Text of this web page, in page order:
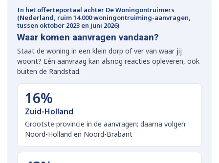
In het offerteportaal achter De Woningontruimers
(Nederland, ruim 14.000 woningontruiming-aanvragen,
tussen oktober 2023 en juni 2026)
Waar komen aanvragen vandaan?
Staat de woning in een klein dorp of ver van waar jij
woont? Eén aanvraag kan alsnog reacties opleveren, ook
buiten de Randstad.
16%
Zuid-Holland
Grootste provincie in de aanvragen; daarna volgen
Noord-Holland en Noord-Brabant